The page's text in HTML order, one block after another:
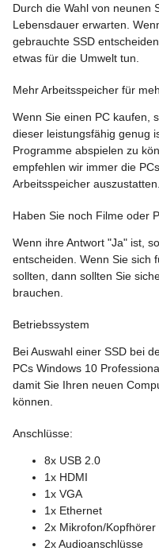
Durch die Wahl von neunen
Lebensdauer erwarten.
gebrauchte SSD
etwas für die Umwelt tun.
Mehr Arbeitsspeicher für
Wenn Sie einen PC kaufen,
dieser leistungsfähig genug
Programme abspielen zu
empfehlen wir immer die
Arbeitsspeicher auszustatten.
Haben Sie noch Filme oder
Wenn ihre Antwort "Ja" ist,
entscheiden. Wenn Sie sich
sollten, dann sollten Sie
brauchen.
Betriebssystem
Bei Auswahl einer SSD bei
PCs Windows 10
damit Sie Ihren neuen
können.
Anschlüsse:
8x USB 2.0
1x HDMI
1x VGA
1x Ethernet
2x Mikrofon/Kopfhörer
2x Audioanschlüsse